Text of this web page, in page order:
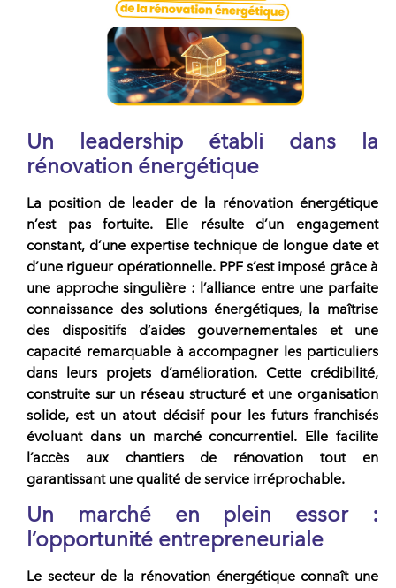
Un leadership établi dans la
rénovation énergétique
La position de leader de la rénovation énergétique
n’est pas fortuite. Elle résulte d’un engagement
constant, d’une expertise technique de longue date et
d’une rigueur opérationnelle. PPFs’est imposé grâce à
une approche singulière : l’alliance entre une parfaite
connaissance des solutions énergétiques, la maîtrise
des dispositifs d’aides gouvernementales et une
capacité remarquable à accompagner les particuliers
dans leurs projets d’amélioration. Cette crédibilité,
construite sur un réseau structuré et une organisation
solide, est un atout décisif pour les futurs franchisés
évoluant dans un marché concurrentiel. Elle facilite
l’accès aux chantiers de rénovation tout en
garantissant une qualité de service irréprochable.
Un marché en plein essor :
l’opportunité entrepreneuriale
Le secteur de la rénovation énergétique connaît une